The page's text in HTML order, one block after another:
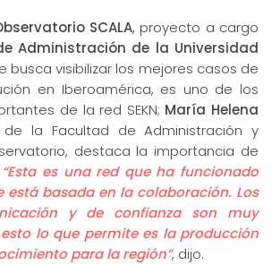
SCALA, proyecto a cargo
Administración de la Universidad
busca visibilizar los mejores casos de
en Iberoamérica, es uno de los
de la red SEKN; María Helena
la Facultad de Administración y
destaca la importancia de
“Esta es una red que ha funcionado
está basada en la colaboración. Los
y de confianza son muy
lo que permite es la producción
para la región”, dijo.